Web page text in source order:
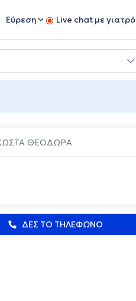
Εύρεση Live chat με γιατρό
ΘΕΟΔΩΡΑ
ΔΕΣ ΤΟ ΤΗΛΕΦΩΝΟ